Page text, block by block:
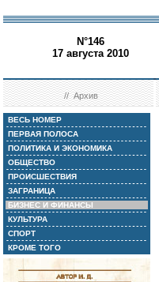
N°146
17 августа 2010
//Архив
ВЕСЬ НОМЕР
ПЕРВАЯ ПОЛОСА
ПОЛИТИКА И ЭКОНОМИКА
ОБЩЕСТВО
ПРОИСШЕСТВИЯ
ЗАГРАНИЦА
БИЗНЕС И ФИНАНСЫ
КУЛЬТУРА
СПОРТ
КРОМЕ ТОГО